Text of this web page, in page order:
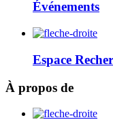
Événements
Espace
À propos de